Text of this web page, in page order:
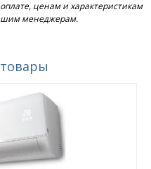
ценам и характеристикам
менеджерам.